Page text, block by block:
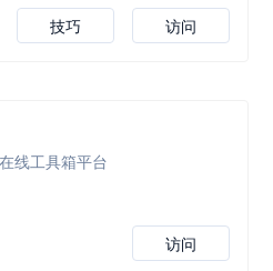
访问
技巧
线工具箱平台
访问